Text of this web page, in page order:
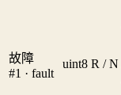
故障
#1 · fault
uint8 R / N